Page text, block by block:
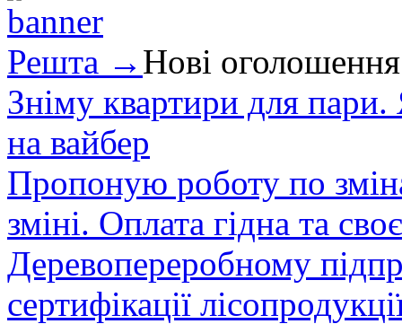
Решта → Нові оголошення
Зніму квартири для
на вайбер
Пропоную роботу по
зміні. Оплата гідна та
Деревопереробному
сертифікації